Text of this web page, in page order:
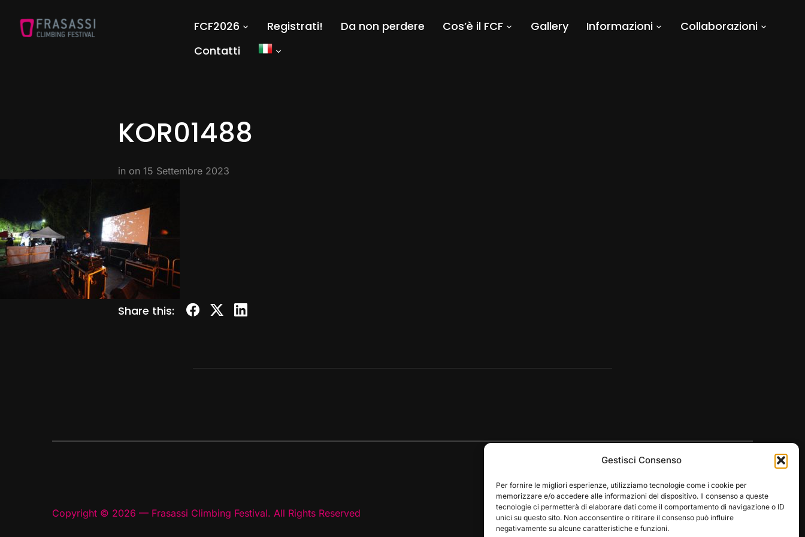
Gestisci Consenso
Per fornire le migliori esperienze, utilizziamo tecnologie come i cookie per
memorizzare e/o accedere alle informazioni del dispositivo. Il consenso a queste
tecnologie ci permetterà di elaborare dati come il comportamento di navigazione o ID
unici su questo sito. Non acconsentire o ritirare il consenso può influire
negativamente su alcune caratteristiche e funzioni.
FCF2026 Registrati! Da non perdere Cos’è il FCF Gallery Informazioni
Collaborazioni
Contatti
KOR01488
in on 15 Settembre 2023
Share this:
Copyright © 2026 — Frasassi Climbing Festival. All Rights Reserved Designed byWPZOOM